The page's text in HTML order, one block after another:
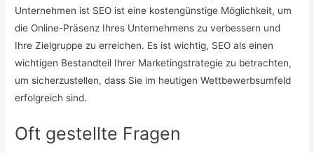
Unternehmen ist SEO ist eine kostengünstige Möglichkeit, um
die Online-Präsenz Ihres Unternehmens zu verbessern und
Ihre Zielgruppe zu erreichen. Es ist wichtig, SEO als einen
wichtigen Bestandteil Ihrer Marketingstrategie zu betrachten,
um sicherzustellen, dass Sie im heutigen Wettbewerbsumfeld
erfolgreich sind.
Oft gestellte Fragen